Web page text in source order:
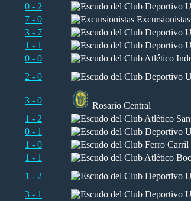
0 - 2
7 - 0 Excursionistas
3 - 7
1 - 1
0 - 0
2 - 0
3 - 0
Rosario Central
1 - 2
0 - 1
1 - 0
1 - 1
1 - 2
3 - 1